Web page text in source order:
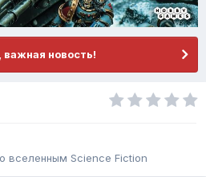
важная новость!
вселенным Science Fiction